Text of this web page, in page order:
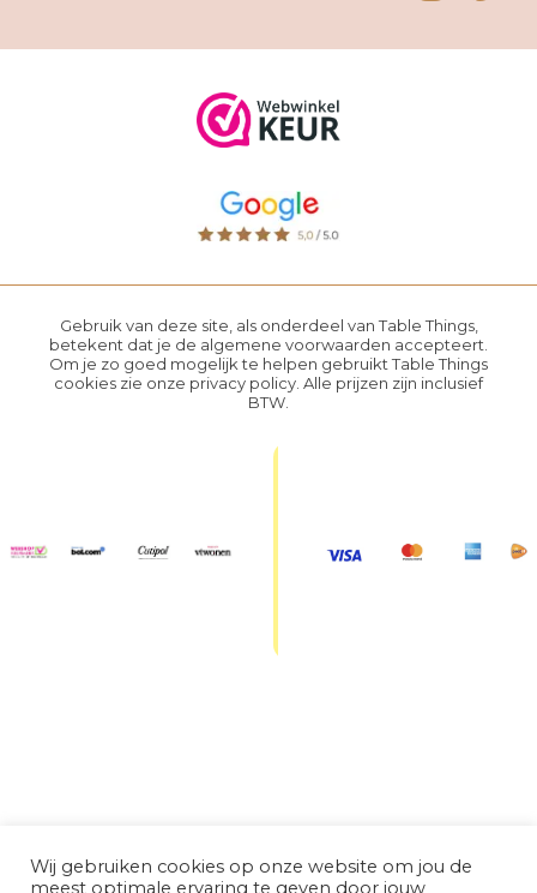
Gebruik van deze site, als onderdeel van Table Things,
betekent dat je de algemene voorwaarden accepteert.
Om je zo goed mogelijk te helpen gebruikt Table Things
cookies zie onze privacy policy . Alle prijzen zijn inclusief
BTW.
Wij gebruiken cookies op onze website om jou de
meest optimale ervaring te geven door jouw